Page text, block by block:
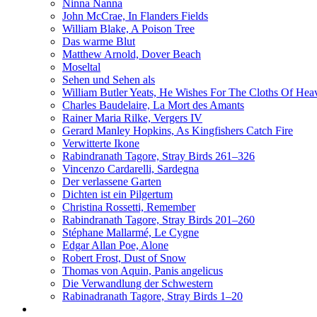
Ninna Nanna
John McCrae, In Flanders Fields
William Blake, A Poison Tree
Das warme Blut
Matthew Arnold, Dover Beach
Moseltal
Sehen und Sehen als
William Butler Yeats, He Wishes For The Cloths Of
Charles Baudelaire, La Mort des Amants
Rainer Maria Rilke, Vergers IV
Gerard Manley Hopkins, As Kingfishers Catch Fire
Verwitterte Ikone
Rabindranath Tagore, Stray Birds 261–326
Vincenzo Cardarelli, Sardegna
Der verlassene Garten
Dichten ist ein Pilgertum
Christina Rossetti, Remember
Rabindranath Tagore, Stray Birds 201–260
Stéphane Mallarmé, Le Cygne
Edgar Allan Poe, Alone
Robert Frost, Dust of Snow
Thomas von Aquin, Panis angelicus
Die Verwandlung der Schwestern
Rabinadranath Tagore, Stray Birds 1–20